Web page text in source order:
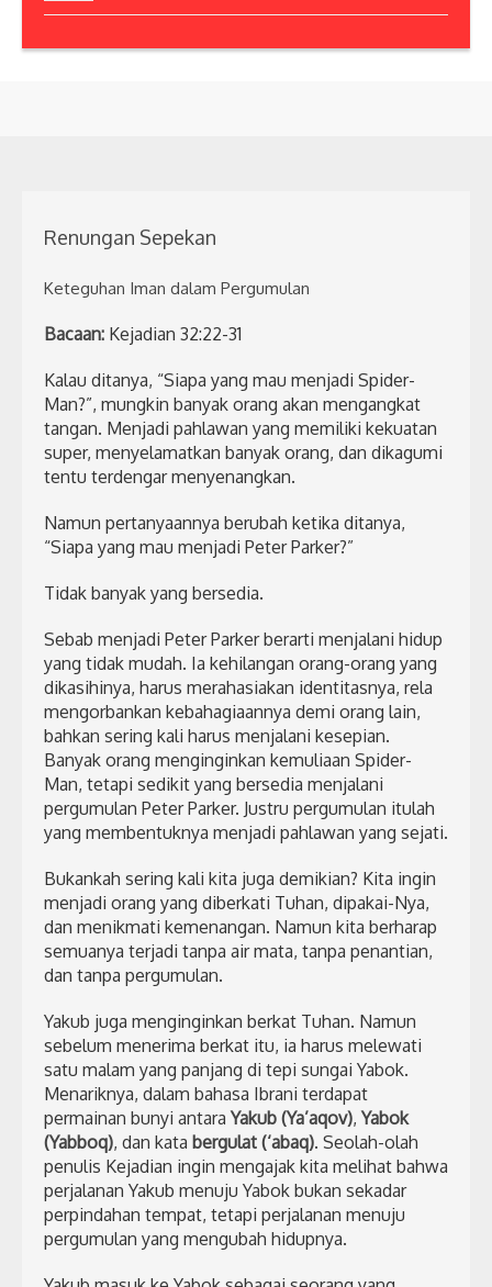
Renungan Sepekan
Keteguhan Iman dalam Pergumulan
Bacaan: Kejadian 32:22-31
Kalau ditanya, “Siapa yang mau menjadi Spider-
Man?”, mungkin banyak orang akan mengangkat
tangan. Menjadi pahlawan yang memiliki kekuatan
super, menyelamatkan banyak orang, dan dikagumi
tentu terdengar menyenangkan.
Namun pertanyaannya berubah ketika ditanya,
“Siapa yang mau menjadi Peter Parker?”
Tidak banyak yang bersedia.
Sebab menjadi Peter Parker berarti menjalani hidup
yang tidak mudah. Ia kehilangan orang-orang yang
dikasihinya, harus merahasiakan identitasnya, rela
mengorbankan kebahagiaannya demi orang lain,
bahkan sering kali harus menjalani kesepian.
Banyak orang menginginkan kemuliaan Spider-
Man, tetapi sedikit yang bersedia menjalani
pergumulan Peter Parker. Justru pergumulan itulah
yang membentuknya menjadi pahlawan yang sejati.
Bukankah sering kali kita juga demikian? Kita ingin
menjadi orang yang diberkati Tuhan, dipakai-Nya,
dan menikmati kemenangan. Namun kita berharap
semuanya terjadi tanpa air mata, tanpa penantian,
dan tanpa pergumulan.
Yakub juga menginginkan berkat Tuhan. Namun
sebelum menerima berkat itu, ia harus melewati
satu malam yang panjang di tepi sungai Yabok.
Menariknya, dalam bahasa Ibrani terdapat
permainan bunyi antaraYakub (Ya’aqov),Yabok
(Yabboq), dan kata bergulat (‘abaq). Seolah-olah
penulis Kejadian ingin mengajak kita melihat bahwa
perjalanan Yakub menuju Yabok bukan sekadar
perpindahan tempat, tetapi perjalanan menuju
pergumulan yang mengubah hidupnya.